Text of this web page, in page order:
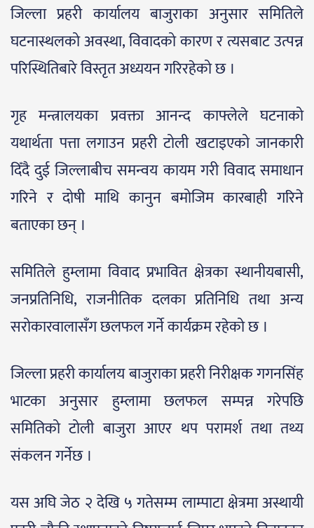
जिल्ला प्रहरी कार्यालय बाजुराका अनुसार समितिले
घटनास्थलको अवस्था, विवादको कारण र त्यसबाट उत्पन्न
परिस्थितिबारे विस्तृत अध्ययन गरिरहेको छ ।
गृह मन्त्रालयका प्रवक्ता आनन्द काफ्लेले घटनाको
यथार्थता पत्ता लगाउन प्रहरी टोली खटाइएको जानकारी
दिँदै दुई जिल्लाबीच समन्वय कायम गरी विवाद समाधान
गरिने र दोषी माथि कानुन बमोजिम कारबाही गरिने
बताएका छन् ।
समितिले हुम्लामा विवाद प्रभावित क्षेत्रका स्थानीयबासी,
जनप्रतिनिधि, राजनीतिक दलका प्रतिनिधि तथा अन्य
सरोकारवालासँग छलफल गर्ने कार्यक्रम रहेको छ ।
जिल्ला प्रहरी कार्यालय बाजुराका प्रहरी निरीक्षक गगनसिंह
भाटका अनुसार हुम्लामा छलफल सम्पन्न गरेपछि
समितिको टोली बाजुरा आएर थप परामर्श तथा तथ्य
संकलन गर्नेछ ।
यस अघि जेठ २ देखि ५ गतेसम्म लाम्पाटा क्षेत्रमा अस्थायी